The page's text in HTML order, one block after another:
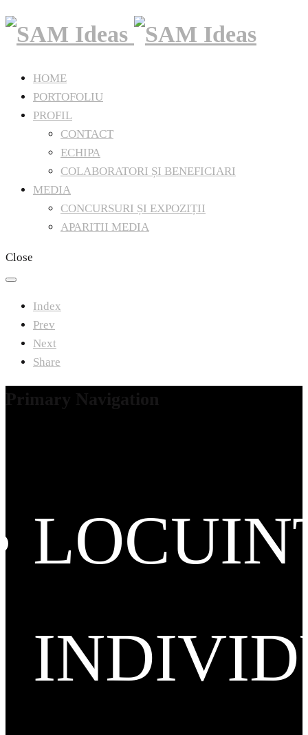
HOME
PORTOFOLIU
PROFIL
CONTACT
ECHIPA
COLABORATORI ȘI BENEFICIARI
MEDIA
CONCURSURI ȘI EXPOZIȚII
APARITII MEDIA
Close
Index
Prev
Next
Share